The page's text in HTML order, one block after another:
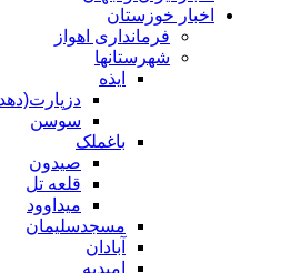
اخبار خوزستان
فرمانداری اهواز
شهرستانها
ایذه
دزپارت(دهدز)
سوسن
باغملک
صیدون
قلعه تل
میداوود
مسجدسلیمان
آبادان
امیدیه